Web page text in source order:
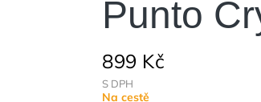
Punto
899 Kč
S DPH
Na cestě